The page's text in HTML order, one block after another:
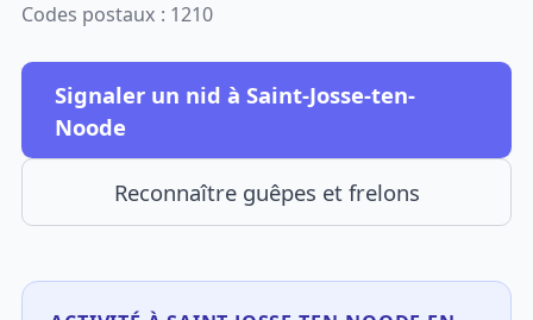
Codes postaux : 1210
Signaler un nid à Saint-Josse-ten-
Noode
Reconnaître guêpes et frelons